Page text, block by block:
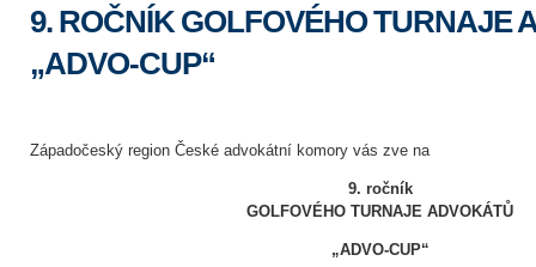
9. ROČNÍK GOLFOVÉHO TURNAJE
„ADVO-CUP“
Západočeský region České advokátní komory vás zve na
9. ročník
GOLFOVÉHO TURNAJE ADVOKÁTŮ
„ADVO-CUP“